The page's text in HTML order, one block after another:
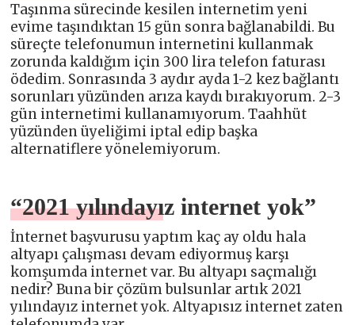
Taşınma sürecinde kesilen internetim yeni
evime taşındıktan 15 gün sonra bağlanabildi. Bu
süreçte telefonumun internetini kullanmak
zorunda kaldığım için 300 lira telefon faturası
ödedim. Sonrasında 3 aydır ayda 1-2 kez bağlantı
sorunları yüzünden arıza kaydı bırakıyorum. 2-3
gün internetimi kullanamıyorum. Taahhüt
yüzünden üyeliğimi iptal edip başka
alternatiflere yönelemiyorum.
“2021 yılındayız internet yok”
İnternet başvurusu yaptım kaç ay oldu hala
altyapı çalışması devam ediyormuş karşı
komşumda internet var. Bu altyapı saçmalığı
nedir? Buna bir çözüm bulsunlar artık 2021
yılındayız internet yok. Altyapısız internet zaten